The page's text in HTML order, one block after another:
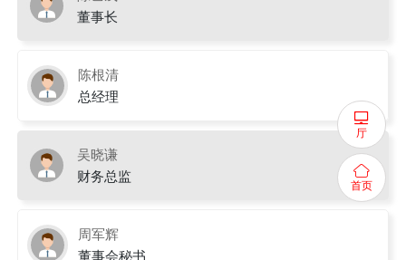
董事长
陈根清
总经理
吴晓谦
财务总监
周军辉
董事会秘书
厅
首页